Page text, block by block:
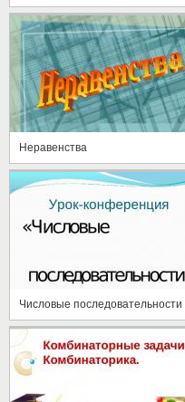
Неравенства
Числовые последовательности